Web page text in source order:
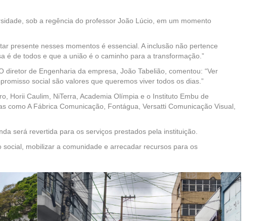
sob a regência do professor João Lúcio, em um momento
presente nesses momentos é essencial. A inclusão não pertence
é de todos e que a união é o caminho para a transformação.”
de Engenharia da empresa, João Tabelião, comentou: “Ver
social são valores que queremos viver todos os dias.”
Horii Caulim, NiTerra, Academia Olímpia e o Instituto Embu de
A Fábrica Comunicação, Fontágua, Versatti Comunicação Visual,
será revertida para os serviços prestados pela instituição.
mobilizar a comunidade e arrecadar recursos para os